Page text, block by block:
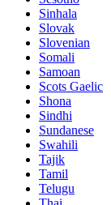
Sinhala
Slovak
Slovenian
Somali
Samoan
Scots Gaelic
Shona
Sindhi
Sundanese
Swahili
Tajik
Tamil
Telugu